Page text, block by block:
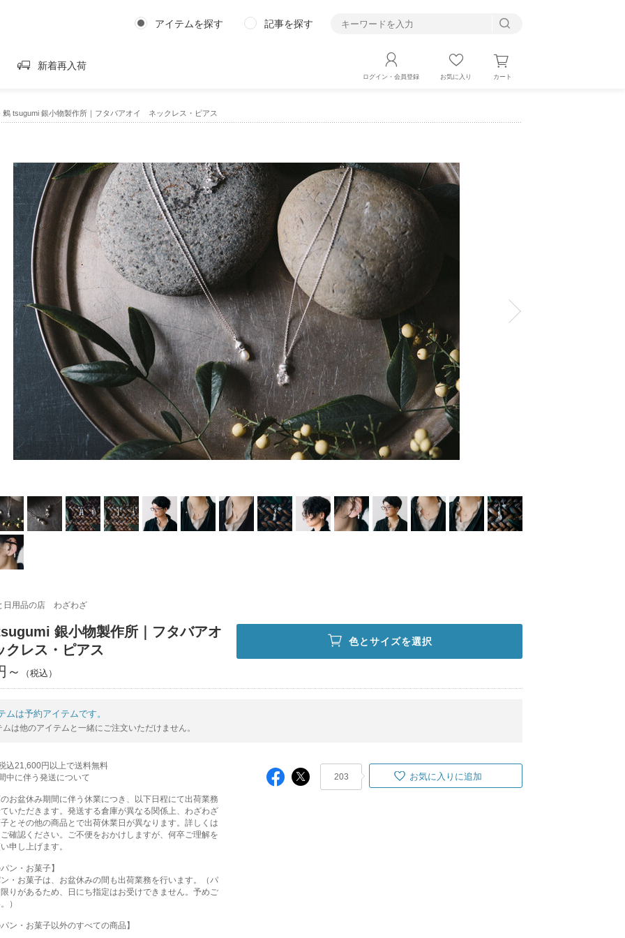
アイテムを探す 記事を探す
新着再入荷
ログイン・会員登録 お気に入り カート
鶫 tsugumi 銀小物製作所｜フタバアオイ ネックレス・ピアス
日用品の店 わざわざ
銀小物製作所｜フタバアオ
レス・ピアス
～
色とサイズを選択
ムは予約アイテムです。
は他のアイテムと一緒にご注文いただけません。
込21,600円以上で送料無料
中に伴う発送について
お盆休み期間に伴う休業につき、以下日程にて出荷業務
いただきます。発送する倉庫が異なる関係上、わざわざ
とその他の商品とで出荷休業日が異なります。詳しくは
確認ください。ご不便をおかけしますが、何卒ご理解を
申し上げます。
ン・お菓子】
・お菓子は、お盆休みの間も出荷業務を行います。（パ
りがあるため、日にち指定はお受けできません。予めご
）
ン・お菓子以外のすべての商品】
203 お気に入りに追加